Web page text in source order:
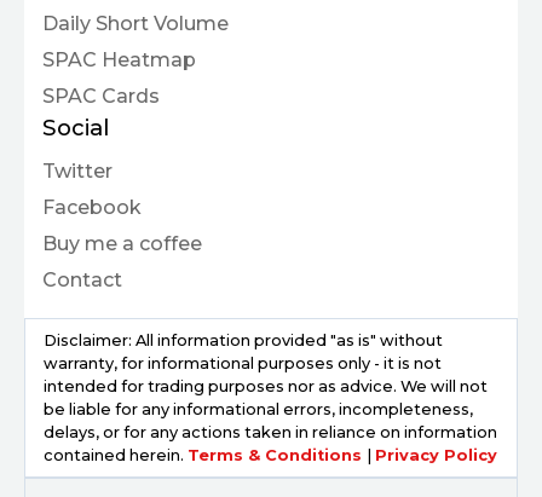
Daily Short Volume
SPAC Heatmap
SPAC Cards
Social
Twitter
Facebook
Buy me a coffee
Contact
Disclaimer: All information provided "as is" without
warranty, for informational purposes only - it is not
intended for trading purposes nor as advice. We will not
be liable for any informational errors, incompleteness,
delays, or for any actions taken in reliance on information
contained herein. Terms & Conditions Privacy Policy